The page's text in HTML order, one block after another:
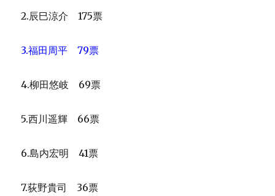
2.辰巳涼介 175票
3.福田周平 79票
4.柳田悠岐 69票
5.西川遥輝 66票
6.島内宏明 41票
7.荻野貴司 36票